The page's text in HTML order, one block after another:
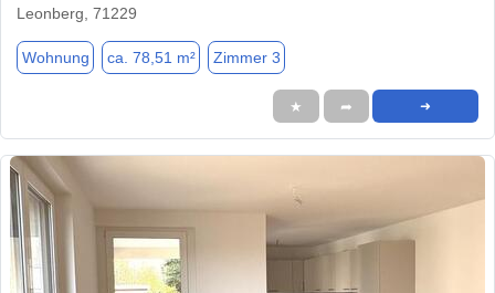
Leonberg, 71229
Wohnung ca. 78,51 m² Zimmer 3
★ ➦ ➜